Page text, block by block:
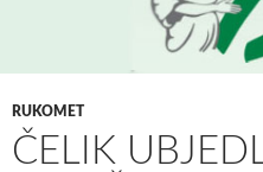
RUKOMET
ČELIK